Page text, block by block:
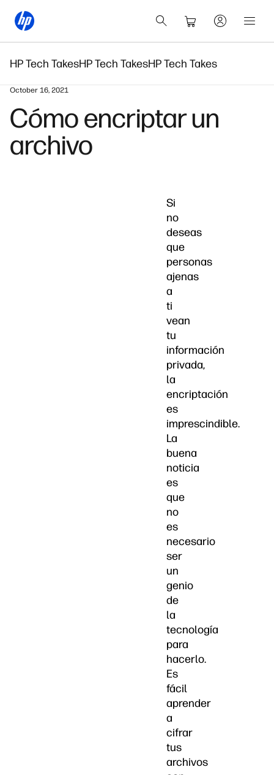
HP Tech TakesHP Tech TakesHP Tech Takes
October 16, 2021
Cómo encriptar un
archivo
Si
no
deseas
que
personas
ajenas
a
ti
vean
tu
información
privada,
la
encriptación
es
imprescindible.
La
buena
noticia
es
que
no
es
necesario
ser
un
genio
de
la
tecnología
para
hacerlo.
Es
fácil
aprender
a
cifrar
tus
archivos